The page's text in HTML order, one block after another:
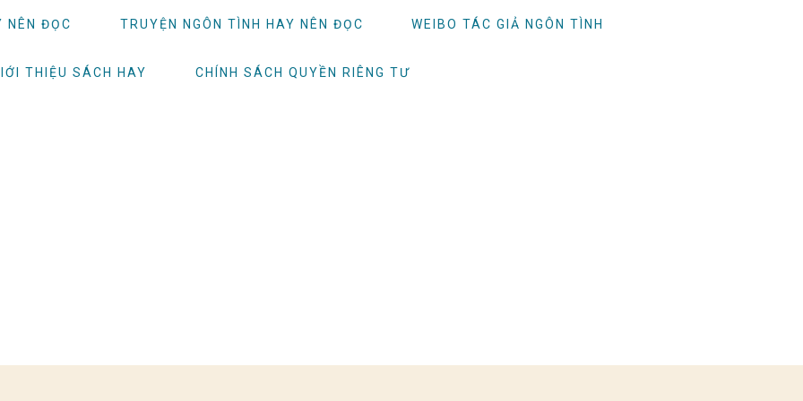
NÊN ĐỌC TRUYỆN NGÔN TÌNH HAY NÊN ĐỌC WEIBO TÁC GIẢ NGÔN TÌNH
THIỆU SÁCH HAY CHÍNH SÁCH QUYỀN RIÊNG TƯ